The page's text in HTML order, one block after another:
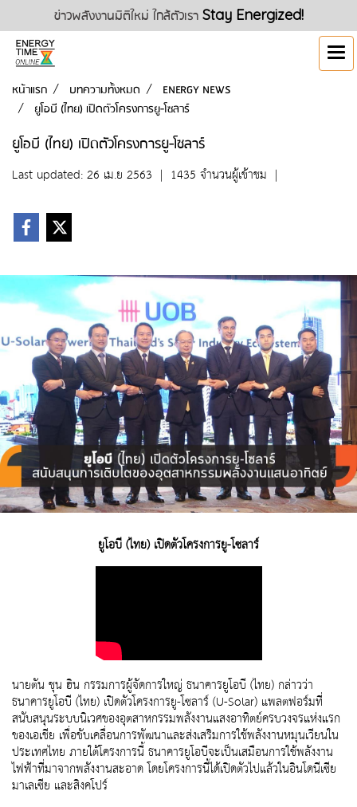
ข่าวพลังงานมิติใหม่ ใกล้ตัวเรา Stay Energized!
หน้าแรก บทความทั้งหมด
ENERGY NEWS
ยูโอบี (ไทย) เปิดตัวโครงการยู-โซลาร์
ยูโอบี (ไทย) เปิดตัวโครงการยู-โซลาร์
Last updated: 26 เม.ย 2563 | 1435 จำนวนผู้เข้าชม |
ยูโอบี (ไทย) เปิดตัวโครงการยู-โซลาร์
นายตัน ชุน ฮิน กรรมการผู้จัดการใหญ่ ธนาคารยูโอบี (ไทย) กล่าวว่า
ธนาคารยูโอบี (ไทย) เปิดตัวโครงการยู-โซลาร์ (U-Solar) แพลตฟอร์มที่
สนับสนุนระบบนิเวศของอุตสาหกรรมพลังงานแสงอาทิตย์ครบวงจรแห่งแรก
ของเอเชีย เพื่อขับเคลื่อนการพัฒนาและส่งเสริมการใช้พลังงานหมุนเวียนใน
ประเทศไทย ภายใต้โครงการนี้ ธนาคารยูโอบีจะเป็นเสมือนการใช้พลังงาน
ไฟฟ้าที่มาจากพลังงานสะอาด โดยโครงการนี้ได้เปิดตัวไปแล้วในอินโดนีเซีย
มาเลเซีย และสิงคโปร์